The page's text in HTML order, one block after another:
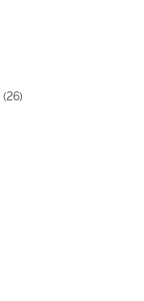
(26)